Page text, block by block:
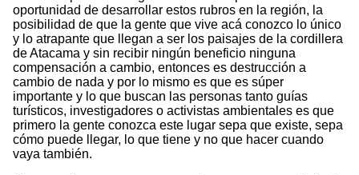
oportunidad de desarrollar estos rubros en la región, la
posibilidad de que la gente que vive acá conozco lo único
y lo atrapante que llegan a ser los paisajes de la cordillera
de Atacama y sin recibir ningún beneficio ninguna
compensación a cambio, entonces es destrucción a
cambio de nada y por lo mismo es que es súper
importante y lo que buscan las personas tanto guías
turísticos, investigadores o activistas ambientales es que
primero la gente conozca este lugar sepa que existe, sepa
cómo puede llegar, lo que tiene y no que hacer cuando
vaya también.